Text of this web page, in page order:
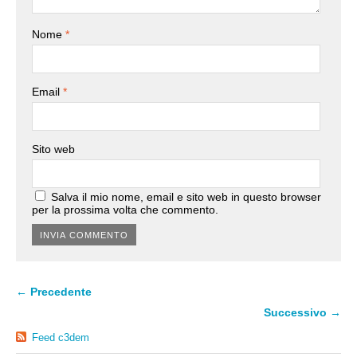
Nome *
Email *
Sito web
Salva il mio nome, email e sito web in questo browser
per la prossima volta che commento.
← Precedente
Successivo →
Feed c3dem